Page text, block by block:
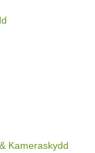
Kameraskydd